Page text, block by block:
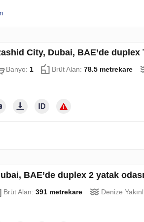
City, Dubai, BAE’de duplex
Banyo: 1 Brüt Alan: 78.5 metrekare
BAE’de duplex 2 yatak
Brüt Alan: 391 metrekare Denize